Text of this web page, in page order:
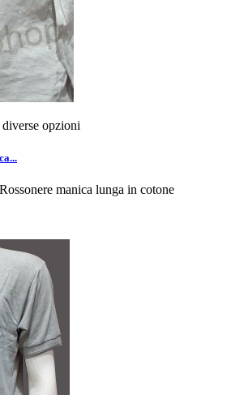
opzioni
manica lunga in cotone